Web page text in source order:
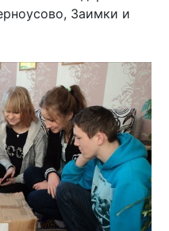
Заимки и